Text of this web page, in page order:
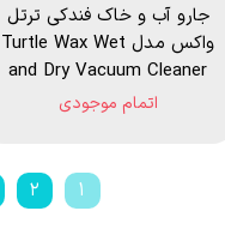
جارو آب و خاک فندکی ترتل
واکس مدل Turtle Wax Wet
and Dry Vacuum Cleaner
اتمام موجودی
۱ ۲